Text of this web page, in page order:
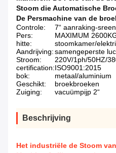
Stoom die Automatische
De Persmachine van de
Controle:
7“ aanraking-
Pers:
MAXIMUM
hitte:
stoomkamer/
Aandrijving:samengeperste
Stroom:
220V/1ph/50HZ/
certification:ISO9001:2015
bok:
metaal/aluminium
Geschikt:
broekbroeken
Zuiging:
vacuümpijp 2“
Beschrijving
Het industriële de Stoom